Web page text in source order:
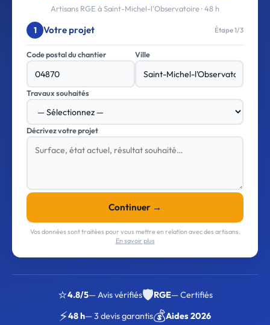
Artisans RGE à Saint-Michel-l'Observatoire · 48 h
1 Votre projet Étape 1/3
Code postal du chantier Ville
Travaux souhaités
Décrivez votre projet
Continuer →
Vos données sont traitées pour vous mettre en relation avec des artisans.
En savoir plus
⭐4.8/5— Avis vérifiés🛡️RGE— Certifiés
⚡48 h— 3 devis garantis💰Aides 2026